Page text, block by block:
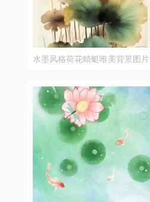
水墨风格荷花蜻蜓唯美背景图片